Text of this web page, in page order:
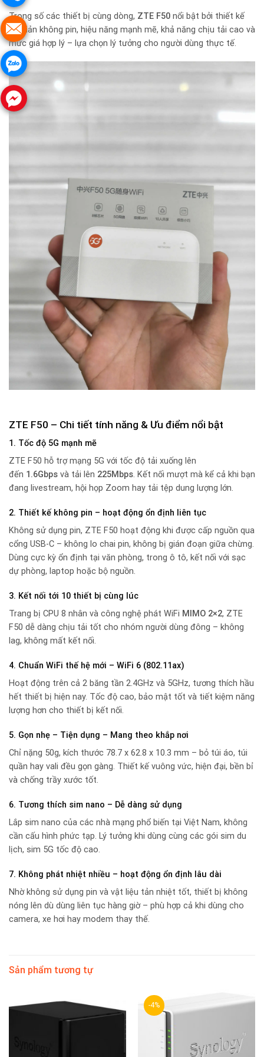
Trong số các thiết bị cùng dòng, ZTE F50 nổi bật bởi thiết kế
tối giản không pin, hiệu năng mạnh mẽ, khả năng chịu tải cao và
mức giá hợp lý – lựa chọn lý tưởng cho người dùng thực tế.
ZTE F50 – Chi tiết tính năng & Ưu điểm nổi bật
1. Tốc độ 5G mạnh mẽ
ZTE F50 hỗ trợ mạng 5G với tốc độ tải xuống lên
đến 1.6Gbps và tải lên 225Mbps. Kết nối mượt mà kể cả khi bạn
đang livestream, hội họp Zoom hay tải tệp dung lượng lớn.
2. Thiết kế không pin – hoạt động ổn định liên tục
Không sử dụng pin, ZTE F50 hoạt động khi được cấp nguồn qua
cổng USB-C – không lo chai pin, không bị gián đoạn giữa chừng.
Dùng cực kỳ ổn định tại văn phòng, trong ô tô, kết nối với sạc
dự phòng, laptop hoặc bộ nguồn.
3. Kết nối tới 10 thiết bị cùng lúc
Trang bị CPU 8 nhân và công nghệ phát WiFi MIMO 2×2, ZTE
F50 dễ dàng chịu tải tốt cho nhóm người dùng đông – không
lag, không mất kết nối.
4. Chuẩn WiFi thế hệ mới – WiFi 6 (802.11ax)
Hoạt động trên cả 2 băng tần 2.4GHz và 5GHz, tương thích hầu
hết thiết bị hiện nay. Tốc độ cao, bảo mật tốt và tiết kiệm năng
lượng hơn cho thiết bị kết nối.
5. Gọn nhẹ – Tiện dụng – Mang theo khắp nơi
Chỉ nặng 50g, kích thước 78.7 x 62.8 x 10.3 mm – bỏ túi áo, túi
quần hay vali đều gọn gàng. Thiết kế vuông vức, hiện đại, bền bỉ
và chống trầy xước tốt.
6. Tương thích sim nano – Dễ dàng sử dụng
Lắp sim nano của các nhà mạng phổ biến tại Việt Nam, không
cần cấu hình phức tạp. Lý tưởng khi dùng cùng các gói sim du
lịch, sim 5G tốc độ cao.
7. Không phát nhiệt nhiều – hoạt động ổn định lâu dài
Nhờ không sử dụng pin và vật liệu tản nhiệt tốt, thiết bị không
nóng lên dù dùng liên tục hàng giờ – phù hợp cả khi dùng cho
camera, xe hơi hay modem thay thế.
Sản phẩm tương tự
-4%